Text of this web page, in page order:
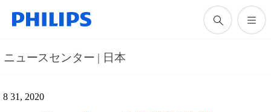
ニュースセンター | 日本
8 31, 2020